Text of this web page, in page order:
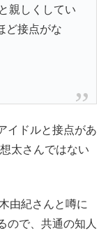
親しくしてい
ど接点がな
イドルと接点があ
太さんではない
由紀さんと噂に
ので、共通の知人